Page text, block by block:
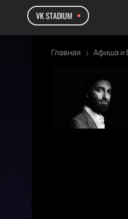
VK STADIUM
Главная Афиша и